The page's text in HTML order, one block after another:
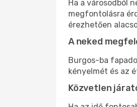
Ha a városodból
megfontolásra
érezhetően
A neked
Burgos-ba
kényelmét és az
Közvetlen